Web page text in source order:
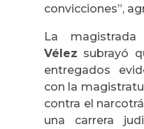
convicciones”,
La magistrada
Vélez subrayó
entregados
con la
contra el
una carrera